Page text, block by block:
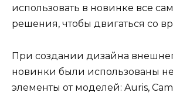
использовать в новинке все
решения, чтобы двигаться со
При создании дизайна
новинки были использованы
элементы от моделей: Auris,